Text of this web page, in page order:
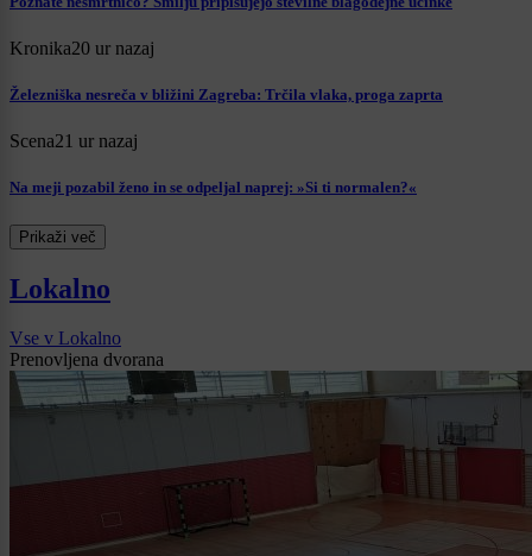
Kronika20 ur nazaj
Železniška nesreča v bližini Zagreba: Trčila vlaka, proga zaprta
Scena21 ur nazaj
Na meji pozabil ženo in se odpeljal naprej: »Si ti normalen?«
Prikaži več
Lokalno
Vse v Lokalno
Prenovljena dvorana